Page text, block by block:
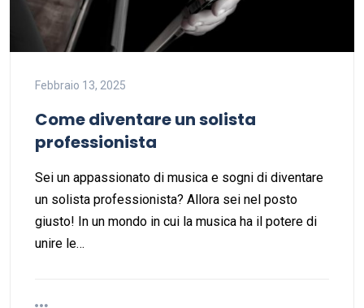
Febbraio 13, 2025
Come diventare un solista
professionista
Sei un appassionato di musica e sogni di diventare
un solista professionista? Allora sei nel posto
giusto! In un mondo in cui la musica ha il potere di
unire le…